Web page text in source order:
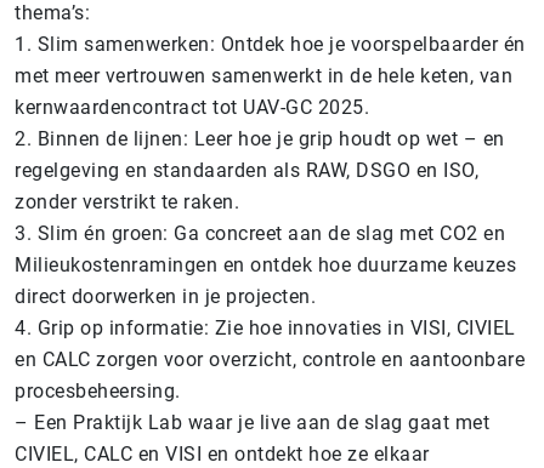
thema’s:
1. Slim samenwerken: Ontdek hoe je voorspelbaarder én
met meer vertrouwen samenwerkt in de hele keten, van
kernwaardencontract tot UAV-GC 2025.
2. Binnen de lijnen: Leer hoe je grip houdt op wet – en
regelgeving en standaarden als RAW, DSGO en ISO,
zonder verstrikt te raken.
3. Slim én groen: Ga concreet aan de slag met CO2 en
Milieukostenramingen en ontdek hoe duurzame keuzes
direct doorwerken in je projecten.
4. Grip op informatie: Zie hoe innovaties in VISI, CIVIEL
en CALC zorgen voor overzicht, controle en aantoonbare
procesbeheersing.
– Een Praktijk Lab waar je live aan de slag gaat met
CIVIEL, CALC en VISI en ontdekt hoe ze elkaar